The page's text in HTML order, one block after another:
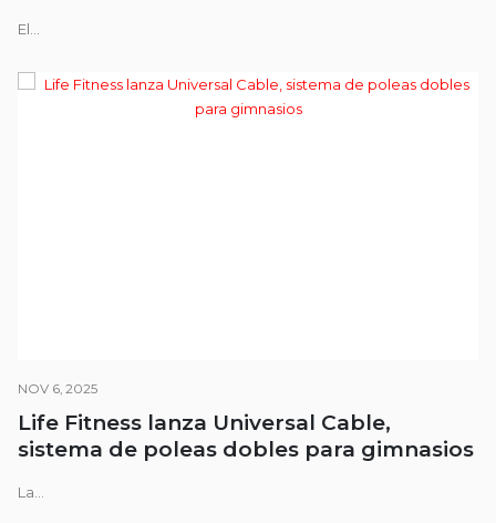
El...
NOV 6, 2025
Life Fitness lanza Universal Cable,
sistema de poleas dobles para gimnasios
La...